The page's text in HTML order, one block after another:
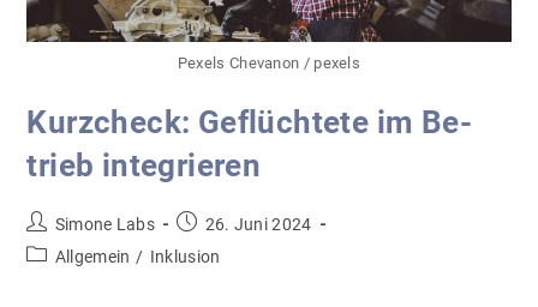
Pexels Chevanon / pexels
Kurz­check: Ge­flüch­te­te im Be­
trieb in­te­grie­ren
Beitrags-
Autor:
Simone Labs
Beitrag
veröffentlicht:
26. Juni 2024
Beitrags-
Allgemein / Inklusion